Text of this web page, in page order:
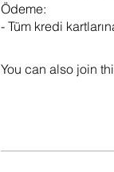
Ödeme:
- Tüm kredi
You can also join